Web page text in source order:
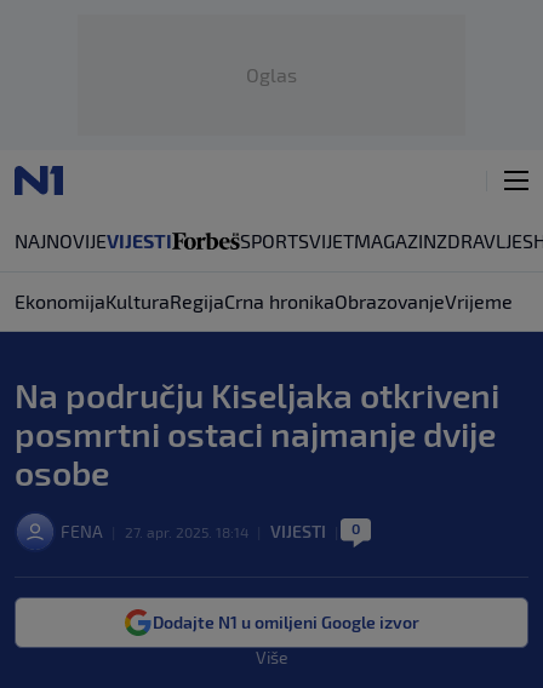
Oglas
NAJNOVIJEVIJESTI SPORTSVIJETMAGAZINZDRAVLJE
EkonomijaKulturaRegijaCrna hronikaObrazovanjeVrijeme
Na području Kiseljaka otkriveni
posmrtni ostaci najmanje dvije
osobe
FENA 27. apr. 2025. 18:14 VIJESTI 0
Dodajte N1 u omiljeni Google izvor
Više